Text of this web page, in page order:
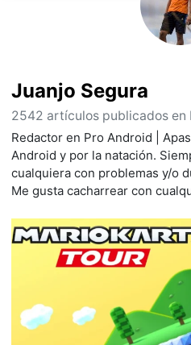
Juanjo Segura
2542 artículos publicados en
Redactor en Pro Android |
Android y por la natación.
cualquiera con problemas y/o
Me gusta cacharrear con